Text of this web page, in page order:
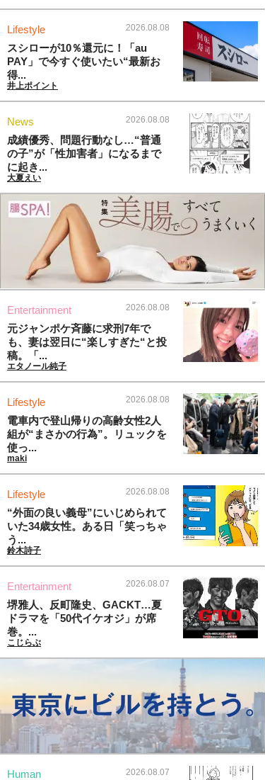
Lifestyle 2026.08.08
スシローが10％還元に！「au
PAY」で今すぐ使いたい“最新お
得...
井上ポイント
News 2026.08.08
成績優秀、問題行動なし…“普通
の子”が「性加害者」になるまで
に起き...
大夏えい
Entertainment 2026.08.08
元ジャンポケ斉藤に求刑7年で
も、妻は翌日に“楽しすぎた“と投
稿。「...
エタノール純子
Lifestyle 2026.08.08
電車内で登山帰りの高齢女性2人
組が“まさかの行為”。リュックを
使っ...
maki
Lifestyle 2026.08.08
“外面の良い義母”にいじめられて
いた34歳女性。ある日「笑っちゃ
う...
鈴木詩子
Entertainment 2026.08.07
堺雅人、反町隆史、GACKT…夏
ドラマを「50代イケオジ」が席
巻。...
こじらぶ
Human 2026.08.07